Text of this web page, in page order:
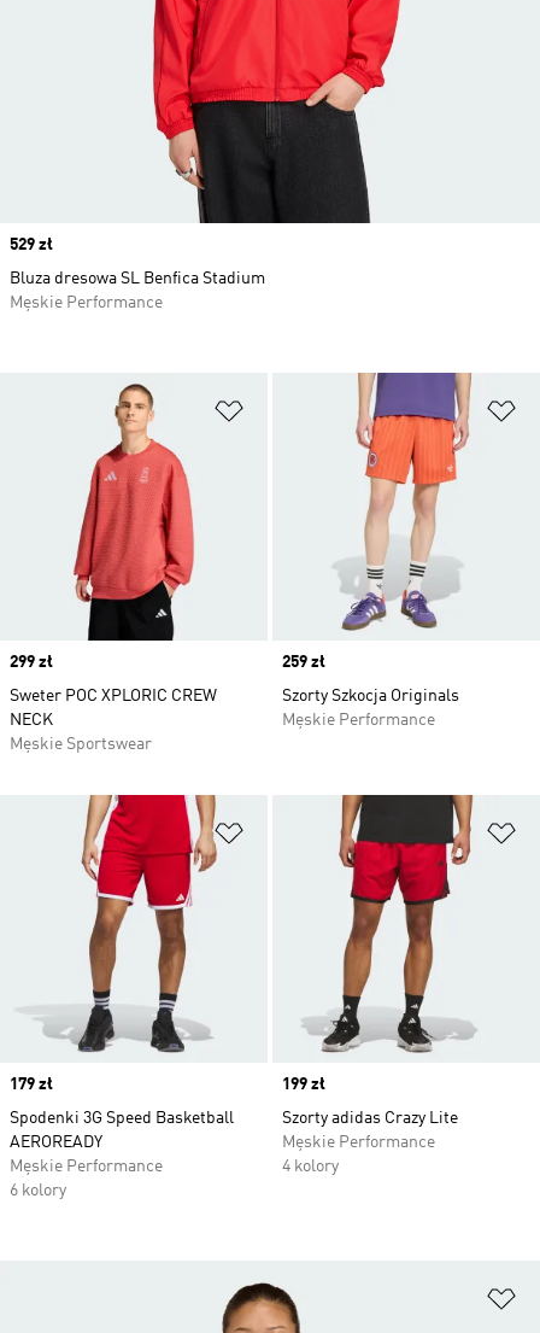
Dodaj do listy życzeń
Price
299 zł
Sweter POC XPLORIC CREW
NECK
Męskie Sportswear
Price
259 zł
Szorty Szkocja Originals
Męskie Performance
Dodaj do listy życzeń
Price
179 zł
Spodenki 3G Speed Basketball
AEROREADY
Męskie Performance
6 kolory
Price
199 zł
Szorty adidas Crazy Lite
Męskie Performance
4 kolory
Price
529 zł
Bluza dresowa SL Benfica Stadium
Męskie Performance